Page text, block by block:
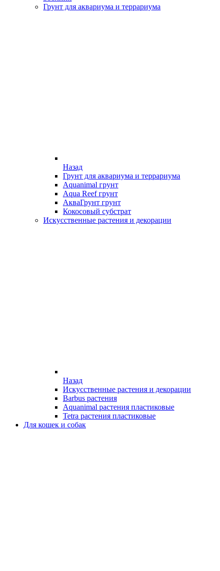
Грунт для аквариума и террариума
Назад
Грунт для аквариума и террариума
Aquanimal грунт
Aqua Reef грунт
АкваГрунт грунт
Кокосовый субстрат
Искусственные растения и декорации
Назад
Искусственные растения и декорации
Barbus растения
Aquanimal растения пластиковые
Tetra растения пластиковые
Для кошек и собак